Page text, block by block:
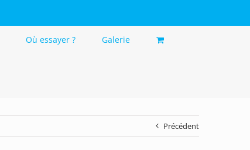
Où essayer ? Galerie
Précédent